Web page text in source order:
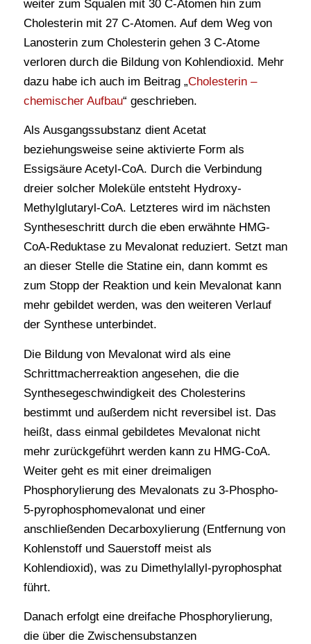
weiter zum Squalen mit 30 C-Atomen hin zum
Cholesterin mit 27 C-Atomen. Auf dem Weg von
Lanosterin zum Cholesterin gehen 3 C-Atome
verloren durch die Bildung von Kohlendioxid. Mehr
dazu habe ich auch im Beitrag „Cholesterin –
chemischer Aufbau“ geschrieben.
Als Ausgangssubstanz dient Acetat
beziehungsweise seine aktivierte Form als
Essigsäure Acetyl-CoA. Durch die Verbindung
dreier solcher Moleküle entsteht Hydroxy-
Methylglutaryl-CoA. Letzteres wird im nächsten
Syntheseschritt durch die eben erwähnte HMG-
CoA-Reduktase zu Mevalonat reduziert. Setzt man
an dieser Stelle die Statine ein, dann kommt es
zum Stopp der Reaktion und kein Mevalonat kann
mehr gebildet werden, was den weiteren Verlauf
der Synthese unterbindet.
Die Bildung von Mevalonat wird als eine
Schrittmacherreaktion angesehen, die die
Synthesegeschwindigkeit des Cholesterins
bestimmt und außerdem nicht reversibel ist. Das
heißt, dass einmal gebildetes Mevalonat nicht
mehr zurückgeführt werden kann zu HMG-CoA.
Weiter geht es mit einer dreimaligen
Phosphorylierung des Mevalonats zu 3-Phospho-
5-pyrophosphomevalonat und einer
anschließenden Decarboxylierung (Entfernung von
Kohlenstoff und Sauerstoff meist als
Kohlendioxid), was zu Dimethylallyl-pyrophosphat
führt.
Danach erfolgt eine dreifache Phosphorylierung,
die über die Zwischensubstanzen